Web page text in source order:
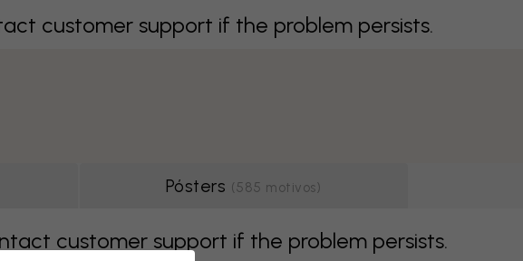
customer support if the problem persists.
Pósters (585 motivos)
customer support if the problem persists.